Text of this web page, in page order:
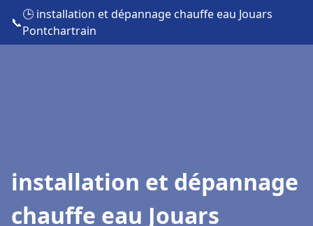
📞
🕒 installation et dépannage chauffe eau Jouars
Pontchartrain
installation et dépannage
chauffe eau Jouars